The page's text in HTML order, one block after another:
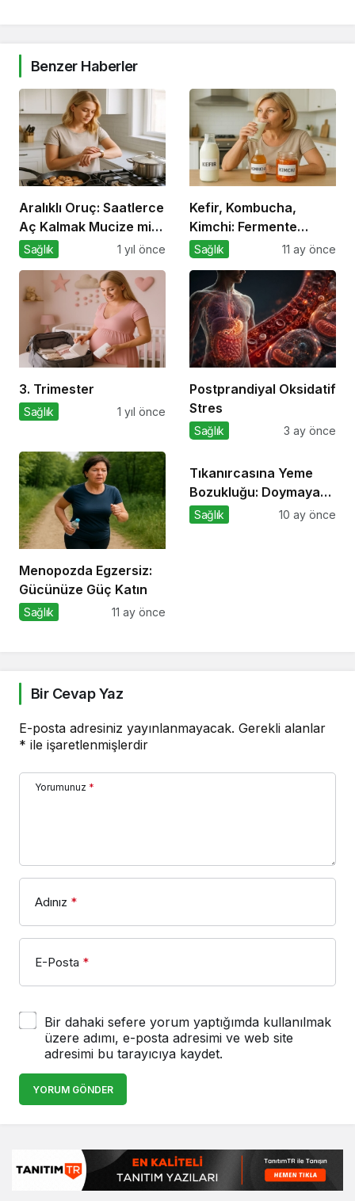
Benzer Haberler
Aralıklı Oruç: Saatlerce
Aç Kalmak Mucize mi,
Geçici Bir Trend Mi?
Sağlık 1 yıl önce
Kefir, Kombucha,
Kimchi: Fermente
Gıdalar Sağlıkta Yeni
Sağlık 11 ay önce
3. Trimester
Sağlık 1 yıl önce
Postprandiyal Oksidatif
Stres
Sağlık 3 ay önce
Menopozda Egzersiz:
Gücünüze Güç Katın
Sağlık 11 ay önce
Tıkanırcasına Yeme
Bozukluğu: Doymayan
Duygular
Sağlık 10 ay önce
Bir Cevap Yaz
E-posta adresiniz yayınlanmayacak. Gerekli alanlar
* ile işaretlenmişlerdir
Yorumunuz *
Adınız *
E-Posta *
Bir dahaki sefere yorum yaptığımda kullanılmak
üzere adımı, e-posta adresimi ve web site
adresimi bu tarayıcıya kaydet.
YORUM GÖNDER